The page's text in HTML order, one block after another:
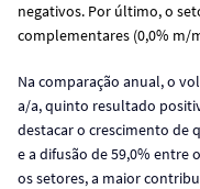
negativos. Por último, o
complementares (0,0% m/
Na comparação anual, o
a/a, quinto resultado
destacar o crescimento de
e a difusão de 59,0% entre
os setores, a maior